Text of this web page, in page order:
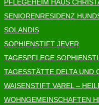
PFLEGEHEIM HAUS
SENIORENRESIDENZ
SOLANDIS
SOPHIENSTIFT JEVER
TAGESPFLEGE
TAGESSTÄTTE DELTA UND
WAISENSTIFT VAREL –
WOHNGEMEINSCHAFTEN